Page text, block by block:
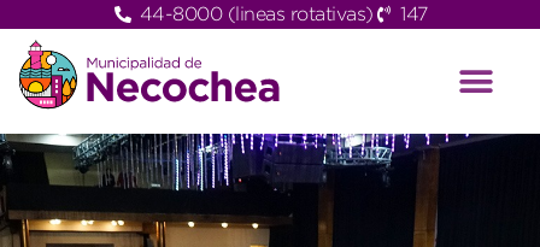
44-8000 (lineas rotativas) 147